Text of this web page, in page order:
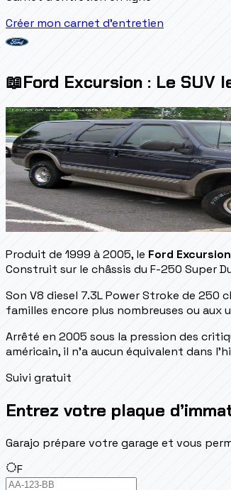
Créer mon carnet d'entretien
📖Ford Excursion : Le SUV
Produit de 1999 à 2005, le Ford Excursion
Construit sur le châssis du F-250 Super
Son V8 diesel 7.3L Power Stroke de 250
familles encore plus nombreuses ou
Arrêté en 2005 sous la pression des
américain, il n'a aucun équivalent dans
Suivi gratuit
Entrez votre plaque
Garajo prépare votre garage et vous
F